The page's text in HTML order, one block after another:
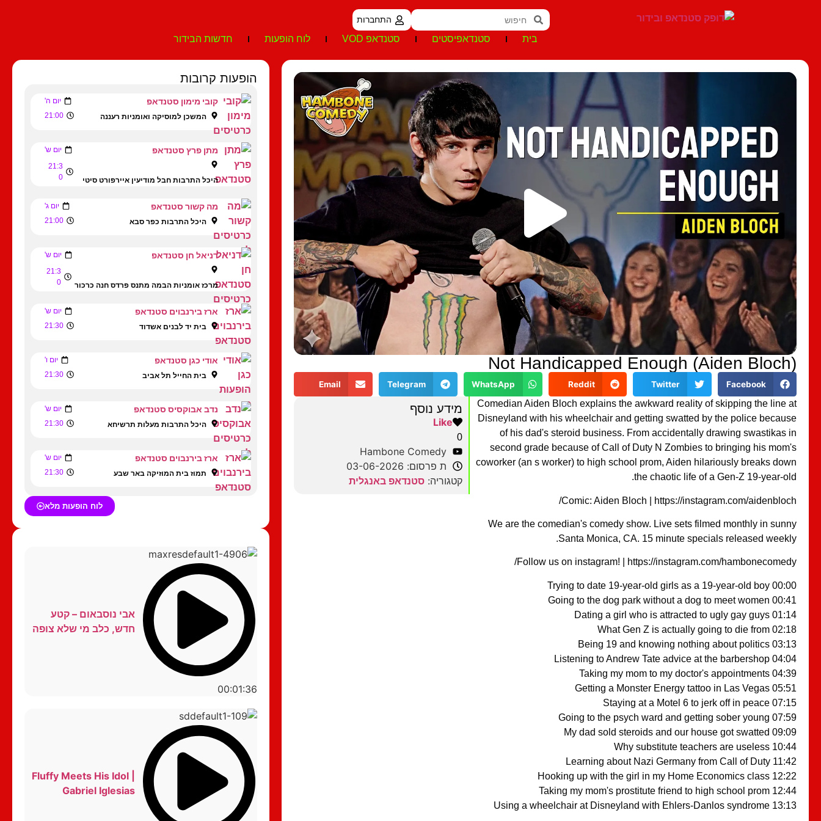
התחברות
בית סטנדאפיסטים סטנדאפ VOD לוח הופעות חדשות הבידור
Not Handicapped Enough (Aiden Bloch)
Facebook
Twitter
Reddit
WhatsApp
Telegram
Email
Comedian Aiden Bloch explains the awkward reality of skipping the line at
Disneyland with his wheelchair and getting swatted by the police because
of his dad's steroid business. From accidentally drawing swastikas in
second grade because of Call of Duty N Zombies to bringing his mom's
coworker (an s worker) to high school prom, Aiden hilariously breaks down
the chaotic life of a Gen-Z 19-year-old.
Comic: Aiden Bloch | https://instagram.com/aidenbloch/
We are the comedian's comedy show. Live sets filmed monthly in sunny
Santa Monica, CA. 15 minute specials released weekly.
Follow us on instagram! | https://instagram.com/hambonecomedy/
00:00 Trying to date 19-year-old girls as a 19-year-old boy
00:41 Going to the dog park without a dog to meet women
01:14 Dating a girl who is attracted to ugly gay guys
02:18 What Gen Z is actually going to die from
03:13 Being 19 and knowing nothing about politics
04:04 Listening to Andrew Tate advice at the barbershop
04:39 Taking my mom to my doctor's appointments
05:51 Getting a Monster Energy tattoo in Las Vegas
07:15 Staying at a Motel 6 to jerk off in peace
07:59 Going to the psych ward and getting sober young
09:09 My dad sold steroids and our house got swatted
10:44 Why substitute teachers are useless
11:42 Learning about Nazi Germany from Call of Duty
12:22 Hooking up with the girl in my Home Economics class
12:44 Taking my mom's prostitute friend to high school prom
13:13 Using a wheelchair at Disneyland with Ehlers-Danlos syndrome
מידע נוסף
Like
0
Hambone Comedy
ת פרסום: 03-06-2026
קטגוריה: סטנדאפ באנגלית
הופעות קרובות
קובי מימון סטנדאפ יום ה'
המשכן למוסיקה ואומניות רעננה 21:00
מתן פרץ סטנדאפ יום ש'
היכל התרבות חבל מודיעין איירפורט סיטי
21:3
0
מה קשור סטנדאפ יום ג'
היכל התרבות כפר סבא 21:00
דניאל חן סטנדאפ יום ש'
מרכז אומניות הבמה מתנס פרדס חנה כרכור
21:3
0
ארז בירנבוים סטנדאפ יום ש'
בית יד לבנים אשדוד 21:30
אודי כגן סטנדאפ יום ו'
בית החייל תל אביב 21:30
נדב אבוקסיס סטנדאפ יום ש'
היכל התרבות מעלות תרשיחא 21:30
ארז בירנבוים סטנדאפ יום ש'
תמוז בית המוזיקה באר שבע 21:30
לוח הופעות מלא
00:01:36
אבי נוסבאום – קטע
חדש, כלב מי שלא צופה
Fluffy Meets His Idol |
Gabriel Iglesias